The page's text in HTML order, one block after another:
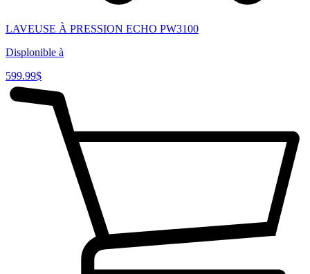
LAVEUSE À PRESSION ECHO PW3100
Displonible à
599.99$